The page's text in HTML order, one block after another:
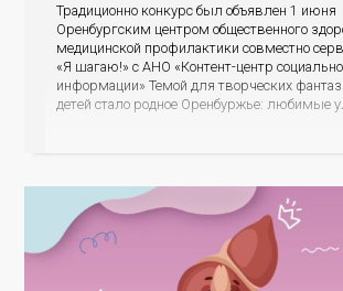
Традиционно конкурс был объявлен 1 июня
Оренбургским центром общественного
медицинской профилактики совместно
«Я шагаю!» с АНО «Контент-центр
информации» Темой для творческих
детей стало родное Оренбуржье: любимые